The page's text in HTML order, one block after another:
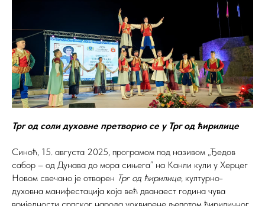
Трг од соли духовне претворио се у Трг од ћирилице
Синоћ, 15. августа 2025, програмом под називом „Ђедов
сабор – од Дунава до мора сињега” на Канли кули у Херцег
Новом свечано је отворен Трг од ћирилице, културно-
духовна манифестација која већ дванаест година чува